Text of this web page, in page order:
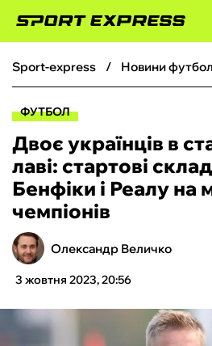
ФУТБОЛ
БОКС
ХОКЕЙ
ТЕНІС
КІБЕРСПОРТ
sport-express новини
ФУТБОЛ
Двоє українців в
лаві: стартові
Бенфіки і Реалу на
чемпіонів
Олександр Величко
3 жовтня 2023, 20:56